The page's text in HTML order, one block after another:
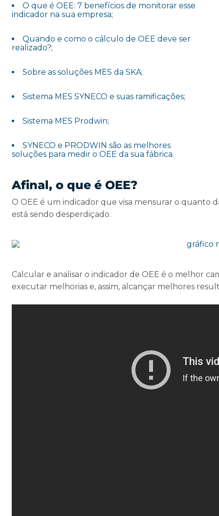
O que é OEE: 7 benefícios de monitorar esse
indicador na sua empresa;
Quando e como o cálculo de OEE deve ser
realizado?;
Sobre as soluções MES da SKA;
Sistema MES SYNECO e suas ramificações;
Sistema MES Prodwin;
SYNECO e PRODWIN são as melhores
soluções para medir o OEE da sua fábrica.
Afinal, o que é OEE?
O OEE é um indicador que visa mensurar o quanto
está sendo desperdiçado.
Calcular e analisar o indicador de OEE é o melhor
executar melhorias e, assim, alcançar melhores